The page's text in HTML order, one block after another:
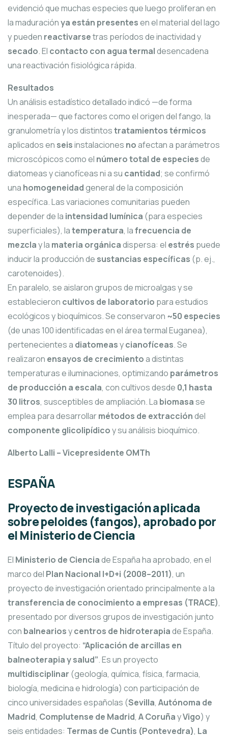
evidenció que muchas especies que luego proliferan en
la maduraciónya están presentesen el material del lago
y pueden reactivarsetras períodos de inactividad y
secado. El contacto con agua termaldesencadena
una reactivación fisiológica rápida.
Resultados
Un análisis estadístico detallado indicó —de forma
inesperada— que factores como el origen del fango, la
granulometría y los distintostratamientos térmicos
aplicados en seisinstalaciones noafectan a parámetros
microscópicos como el número total de especiesde
diatomeas y cianofíceas ni a su cantidad; se confirmó
una homogeneidadgeneral de la composición
específica. Las variaciones comunitarias pueden
depender de la intensidad lumínica (para especies
superficiales), latemperatura, lafrecuencia de
mezclay la materia orgánicadispersa: el estrés puede
inducir la producción de sustancias específicas (p. ej.,
carotenoides).
En paralelo, se aislaron grupos de microalgas y se
establecieron cultivos de laboratorio para estudios
ecológicos y bioquímicos. Se conservaron ~50 especies
(de unas 100 identificadas en el área termal Euganea),
pertenecientes a diatomeasycianofíceas. Se
realizaron ensayos de crecimientoa distintas
temperaturas e iluminaciones, optimizando parámetros
de producción a escala, con cultivos desde 0,1 hasta
30 litros, susceptibles de ampliación. La biomasase
emplea para desarrollarmétodos de extraccióndel
componente glicolipídicoy su análisis bioquímico.
Alberto Lalli – Vicepresidente OMTh
ESPAÑA
Proyecto de investigación aplicada
sobrepeloides (fangos), aprobado por
el Ministerio de Ciencia
El Ministerio de Cienciade España ha aprobado, en el
marco del Plan Nacional I+D+i (2008–2011), un
proyecto de investigación orientado principalmente a la
transferencia de conocimiento a empresas (TRACE),
presentado por diversos grupos de investigación junto
con balneariosycentros de hidroterapiade España.
Título del proyecto: “Aplicación de arcillas en
balneoterapia y salud”. Es un proyecto
multidisciplinar (geología, química, física, farmacia,
biología, medicina e hidrología) con participación de
cinco universidades españolas (Sevilla, Autónoma de
Madrid, Complutense de Madrid, A CoruñayVigo) y
seis entidades: Termas de Cuntis (Pontevedra), La